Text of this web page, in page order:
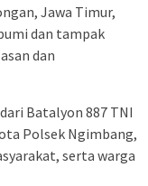
Jawa Timur,
dan tampak
dan
Batalyon 887 TNI
Polsek Ngimbang,
serta warga